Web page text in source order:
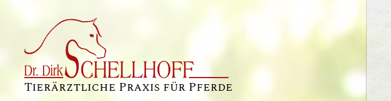
Tierärztliche Praxis für Pferde